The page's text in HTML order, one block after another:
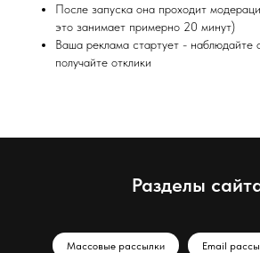
После запуска она проходит
это занимает примерно 20 минут)
Ваша реклама стартует - наблюдайте
получайте отклики
Разделы
Массовые рассылки Email